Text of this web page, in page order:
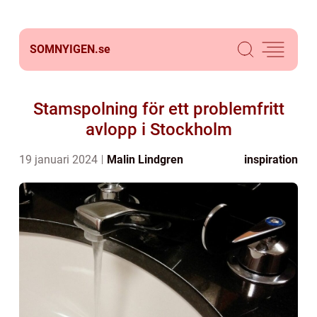
SOMNYIGEN.se
Stamspolning för ett problemfritt
avlopp i Stockholm
19 januari 2024 Malin Lindgren inspiration